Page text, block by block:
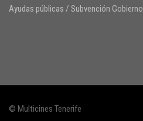
Ayudas públicas / Subvención Gobierno
© Multicines Tenerife